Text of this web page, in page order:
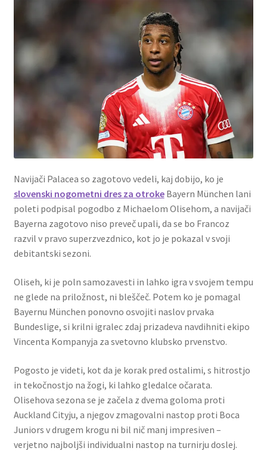
Navijači Palacea so zagotovo vedeli, kaj dobijo, ko je
slovenski nogometni dres za otrokeBayern München lani
poleti podpisal pogodbo z Michaelom Olisehom, a navijači
Bayerna zagotovo niso preveč upali, da se bo Francoz
razvil v pravo superzvezdnico, kot jo je pokazal v svoji
debitantski sezoni.
Oliseh, ki je poln samozavesti in lahko igra v svojem tempu
ne glede na priložnost, ni bleščeč. Potem ko je pomagal
Bayernu München ponovno osvojiti naslov prvaka
Bundeslige, si krilni igralec zdaj prizadeva navdihniti ekipo
Vincenta Kompanyja za svetovno klubsko prvenstvo.
Pogosto je videti, kot da je korak pred ostalimi, s hitrostjo
in tekočnostjo na žogi, ki lahko gledalce očarata.
Olisehova sezona se je začela z dvema goloma proti
Auckland Cityju, a njegov zmagovalni nastop proti Boca
Juniors v drugem krogu ni bil nič manj impresiven –
verjetno najboljši individualni nastop na turnirju doslej.